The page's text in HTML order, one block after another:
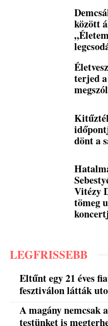
között
terjed
dönt a
Vitézy
tömeg
LEGFRISSEBB
Eltűnt egy 21 éves
fesztiválon látták
A magány nemcsak
testünket is